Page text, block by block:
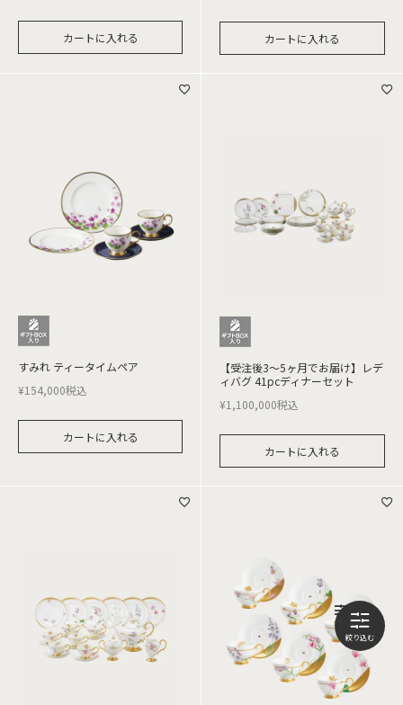
カートに入れる カートに入れる
すみれ ティータイムペア
¥154,000税込
カートに入れる
【受注後3～5ヶ月でお届け】レデ
ィバグ 41pcディナーセット
¥1,100,000税込
カートに入れる